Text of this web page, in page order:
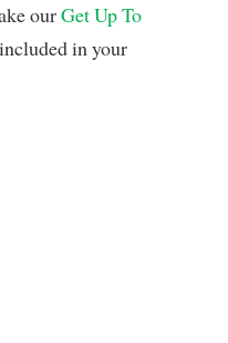
ourGet Up To
in your